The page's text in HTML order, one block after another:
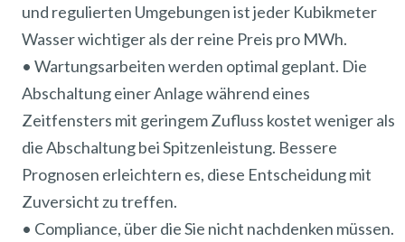
und regulierten Umgebungen ist jeder Kubikmeter
Wasser wichtiger als der reine Preis pro MWh.
• Wartungsarbeiten werden optimal geplant. Die
Abschaltung einer Anlage während eines
Zeitfensters mit geringem Zufluss kostet weniger als
die Abschaltung bei Spitzenleistung. Bessere
Prognosen erleichtern es, diese Entscheidung mit
Zuversicht zu treffen.
• Compliance, über die Sie nicht nachdenken müssen.